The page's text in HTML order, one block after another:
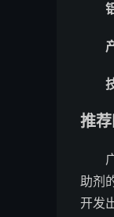
推
助剂
开发